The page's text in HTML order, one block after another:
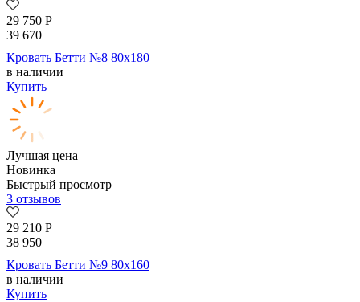
29 750 Р
39 670
Кровать Бетти №8 80х180
в наличии
Купить
Лучшая цена
Новинка
Быстрый просмотр
3 отзывов
29 210 Р
38 950
Кровать Бетти №9 80х160
в наличии
Купить